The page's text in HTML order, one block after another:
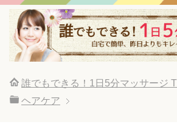
誰でもできる！1日5分マッサージ
ヘアケア